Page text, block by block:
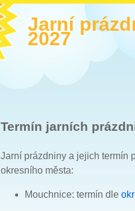
Jarní
2027
Termín jarních
Jarní prázdniny a jejich termín
okresního města:
Mouchnice: termín dle